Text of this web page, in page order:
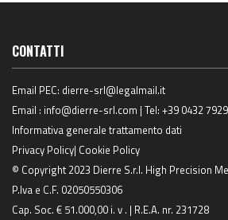
CONTATTI
Email PEC: dierre-srl@legalmail.it
Email : info@dierre-srl.com | Tel: +39 0432
Informativa generale trattamento dati
Privacy Policy| Cookie Policy
© Copyright 2023 Dierre S.r.l. High Precision
P.Iva e C.F. 02050550306
Cap. Soc. € 51.000,00 i. v . | R.E.A. nr. 231728